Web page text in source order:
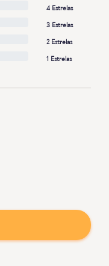
4 Estrelas
3 Estrelas
2 Estrelas
1 Estrelas